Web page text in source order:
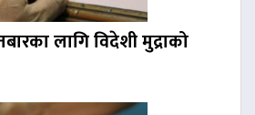
लागि विदेशी मुद्राको